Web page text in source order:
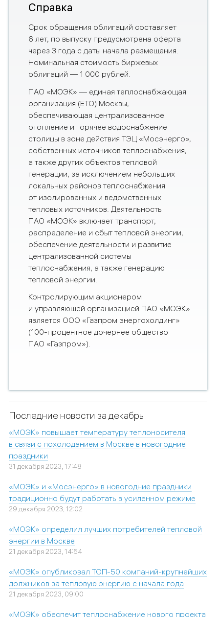
Справка
Срок обращения облигаций составляет
6 лет, по выпуску предусмотрена оферта
через 3 года с даты начала размещения.
Номинальная стоимость биржевых
облигаций — 1 000 рублей.
ПАО «МОЭК» — единая теплоснабжающая
организация (ЕТО) Москвы,
обеспечивающая централизованное
отопление и горячее водоснабжение
столицы в зоне действия ТЭЦ «Мосэнерго»,
собственных источников теплоснабжения,
а также других объектов тепловой
генерации, за исключением небольших
локальных районов теплоснабжения
от изолированных и ведомственных
тепловых источников. Деятельность
ПАО «МОЭК» включает транспорт,
распределение и сбыт тепловой энергии,
обеспечение деятельности и развитие
централизованной системы
теплоснабжения, а также генерацию
тепловой энергии.
Контролирующим акционером
и управляющей организацией ПАО «МОЭК»
является ООО «Газпром энергохолдинг»
(100-процентное дочернее общество
ПАО «Газпром»).
Последние новости за декабрь
«МОЭК» повышает температуру теплоносителя
в связи с похолоданием в Москве в новогодние
праздники
31 декабря 2023, 17:48
«МОЭК» и «Мосэнерго» в новогодние праздники
традиционно будут работать в усиленном режиме
29 декабря 2023, 12:02
«МОЭК» определил лучших потребителей тепловой
энергии в Москве
21 декабря 2023, 14:54
«МОЭК» опубликовал ТОП-50 компаний-крупнейших
должников за тепловую энергию с начала года
21 декабря 2023, 09:00
«МОЭК» обеспечит теплоснабжение нового проекта